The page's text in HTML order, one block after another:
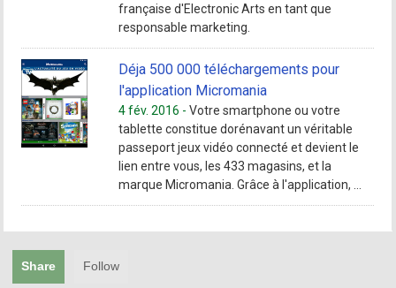
française d'Electronic Arts en tant que
responsable marketing.
Déja 500 000 téléchargements pour
l'application Micromania
4 fév. 2016 -Votre smartphone ou votre
tablette constitue dorénavant un véritable
passeport jeux vidéo connecté et devient le
lien entre vous, les 433 magasins, et la
marque Micromania. Grâce à l'application, ...
Share Follow